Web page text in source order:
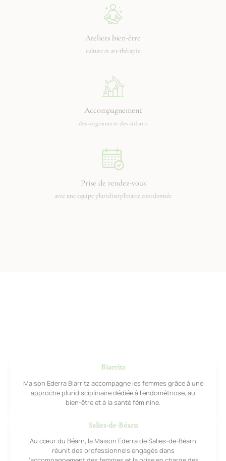
Ateliers bien-être
culture et art-thérapie
Accompagnement
des soignants et des aidants
Prise de rendez-vous
avec une équipe pluridisciplinaire coordonnée
Biarritz
Maison Ederra Biarritz accompagne les femmes grâce à une
approche pluridisciplinaire dédiée à l’endométriose, au
bien-être et à la santé féminine.
Salies-de-Béarn
Au cœur du Béarn, la Maison Ederra de Salies-de-Béarn
réunit des professionnels engagés dans